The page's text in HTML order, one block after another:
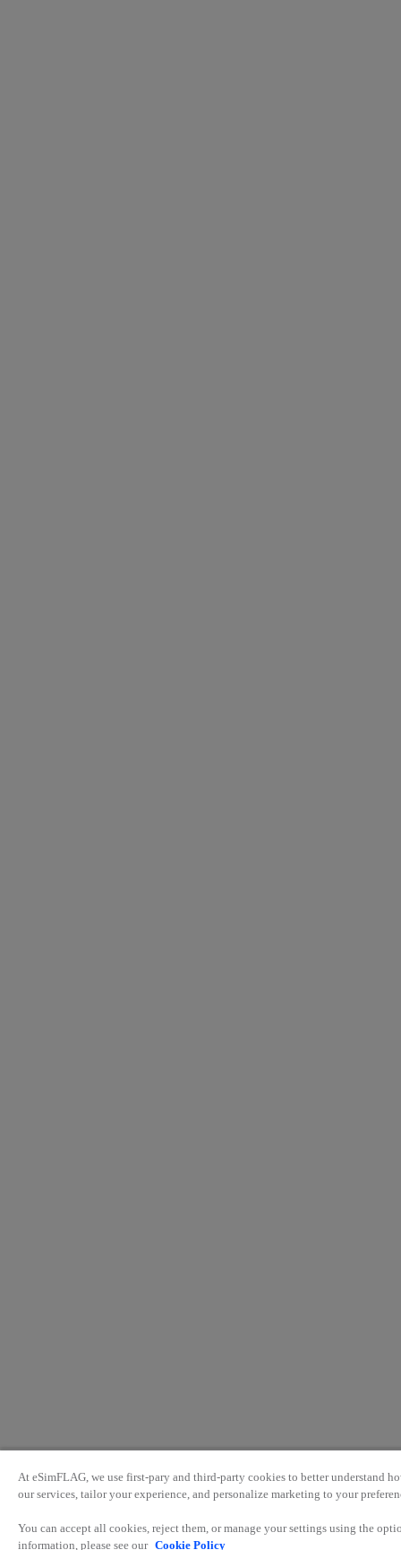
At eSimFLAG, we use first-pary and third-party cookies to better understand
our services, tailor your experience, and personalize marketing to your
You can accept all cookies, reject them, or manage your settings using the
information, please see our Cookie Policy